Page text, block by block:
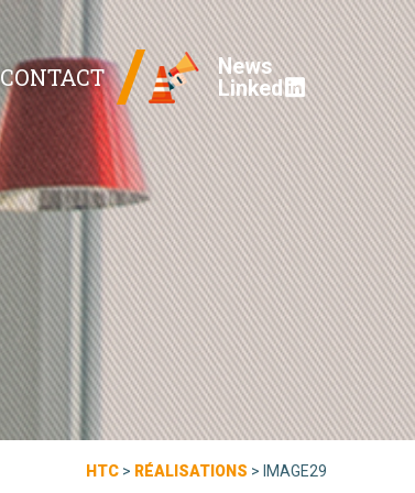
CONTACT
News
Linked
HTC > RÉALISATIONS > IMAGE29